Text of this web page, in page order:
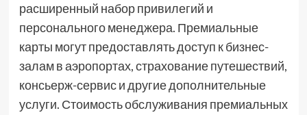
расширенный набор привилегий и
персонального менеджера. Премиальные
карты могут предоставлять доступ к бизнес-
залам в аэропортах, страхование путешествий,
консьерж-сервис и другие дополнительные
услуги. Стоимость обслуживания премиальных